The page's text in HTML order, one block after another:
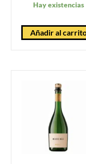
Hay existencias
Añadir al